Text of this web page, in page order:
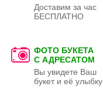
Доставим за час
БЕСПЛАТНО
ФОТО БУКЕТА
С АДРЕСАТОМ
Вы увидете Ваш
букет и её улыбку